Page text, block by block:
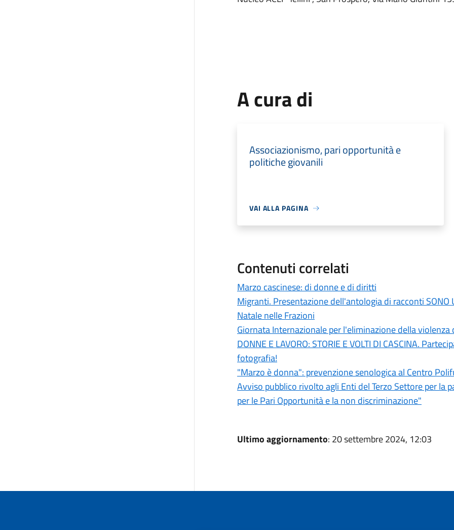
A cura di
Associazionismo, pari opportunità e
politiche giovanili
VAI ALLA PAGINA
Contenuti correlati
Marzo cascinese: di donne e di diritti
Migranti. Presentazione dell'antologia di racconti SONO
Natale nelle Frazioni
Giornata Internazionale per l'eliminazione della
DONNE E LAVORO: STORIE E VOLTI DI CASCINA.
fotografia!
"Marzo è donna": prevenzione senologica al Centro
Avviso pubblico rivolto agli Enti del Terzo Settore per la
per le Pari Opportunità e la non discriminazione"
Ultimo aggiornamento: 20 settembre 2024, 12:03